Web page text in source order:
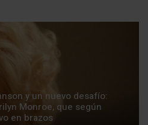
y un nuevo desafío:
Monroe, que según
en brazos